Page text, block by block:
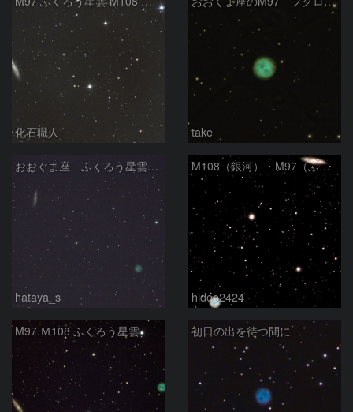
化石職人 take
おおぐま座 ふくろう星雲(M97)とM108銀河 2026/02/19
hataya_s
M108（銀河）・M97（ふくろう星雲）
hideo2424
M97.Ｍ108 ふくろう星雲 初日の出を待つ間に